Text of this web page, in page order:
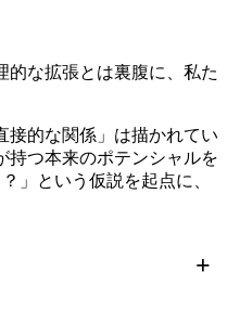
的な拡張とは裏腹に、私た
接的な関係」は描かれてい
持つ本来のポテンシャルを
」という仮説を起点に、
+